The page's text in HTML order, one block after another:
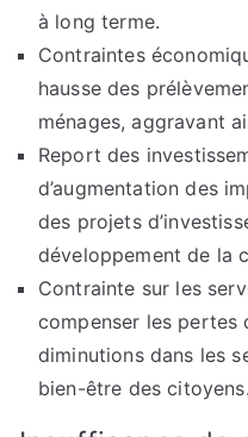
à long terme.
Contraintes
hausse des
ménages, aggravant
Report des
d’augmentation des
des projets
développement de la
Contrainte sur les
compenser les pertes
diminutions dans les
bien-être des citoyens.